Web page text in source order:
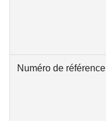
Numéro de référence